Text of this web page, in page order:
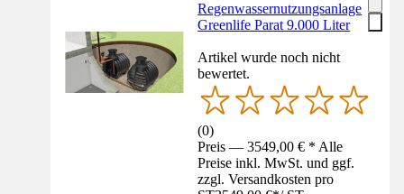
Regenwassernutzungsanlage
Greenlife Parat 9.000 Liter
Artikel wurde noch nicht
bewertet.
(0)
Preis — 3549,00 € * Alle
Preise inkl. MwSt. und ggf.
zzgl. Versandkosten pro